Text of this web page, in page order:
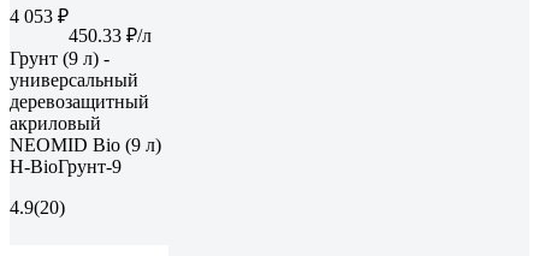
4 053 ₽
450.33 ₽/л
Грунт (9 л) -
универсальный
деревозащитный
акриловый
NEOMID Bio (9 л)
Н-BioГрунт-9
4.9(20)